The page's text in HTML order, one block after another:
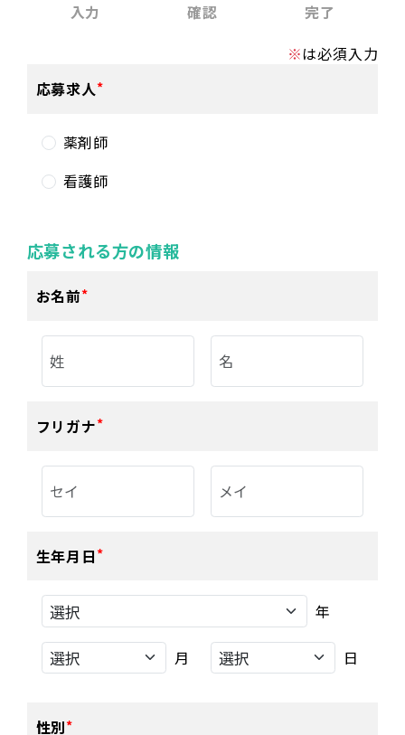
入力 確認
完了
※は必須入力
応募求人
薬剤師
看護師
応募される方の情報
お名前
フリガナ
生年月日
年
月 日
性別